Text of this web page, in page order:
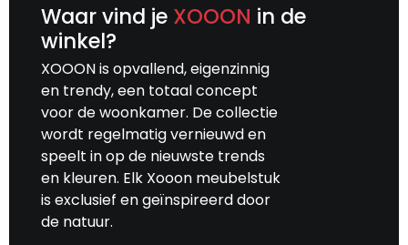
Waar vind je XOOON in de
winkel?
XOOON is opvallend, eigenzinnig
en trendy, een totaal concept
voor de woonkamer. De collectie
wordt regelmatig vernieuwd en
speelt in op de nieuwste trends
en kleuren. Elk Xooon meubelstuk
is exclusief en geïnspireerd door
de natuur.